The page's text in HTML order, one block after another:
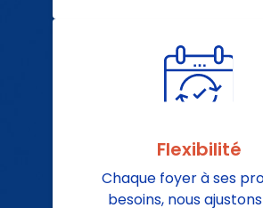
Flexibilité
Chaque foyer à ses
besoins, nous